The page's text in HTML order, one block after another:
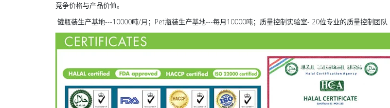
竞争价格与产品价值。
罐瓶装生产基地---10000吨/月；Pet瓶装生产基地---每月10000吨；质量控制实验室- 20位专业的质量控制团队